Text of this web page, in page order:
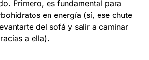
Primero, es fundamental para
en energía (sí, ese chute
del sofá y salir a caminar
a ella).